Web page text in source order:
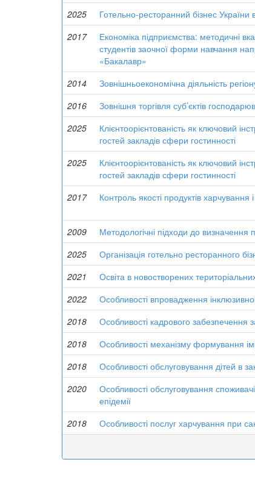
2025
Готельно-ресторанний бізнес
2017
Економіка підприємства: методичні
студентів заочної форми навчання
«Бакалавр»
2014 Зовнішньоекономічна діяльність
2016
Зовнішня торгівля суб’єктів
2025
Клієнтоорієнтованість як ключовий
гостей закладів сфери гостинності
2025
Клієнтоорієнтованість як ключовий
гостей закладів сфери гостинності
2017 Контроль якості продуктів
2009
Методологічні підходи до визначення
2025
Організація готельно ресторанного
2021
Освіта в новостворених
2022
Особливості впровадження
2018
Особливості кадрового забезпечення
2018
Особливості механізму формування
2018
Особливості обслуговування дітей в
2020
Особливості обслуговування
епідемії
2018 Особливості послуг харчування при